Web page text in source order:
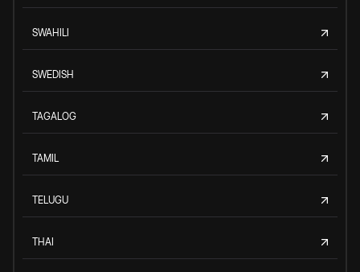
SWAHILI
SWEDISH
TAGALOG
TAMIL
TELUGU
THAI